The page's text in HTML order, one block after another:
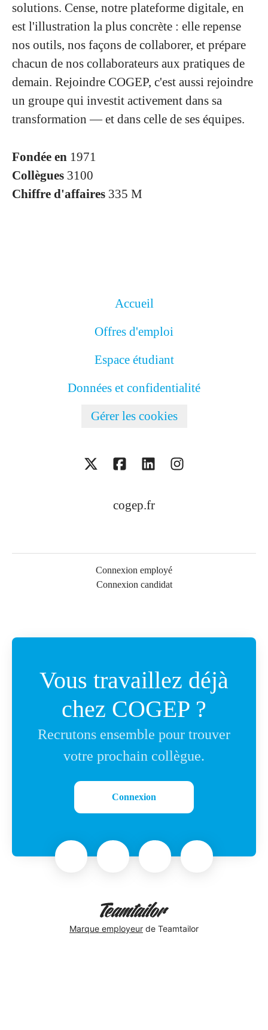
solutions. Cense, notre plateforme digitale, en
est l'illustration la plus concrète : elle repense
nos outils, nos façons de collaborer, et prépare
chacun de nos collaborateurs aux pratiques de
demain. Rejoindre COGEP, c'est aussi rejoindre
un groupe qui investit activement dans sa
transformation — et dans celle de ses équipes.
Fondée en 1971
Collègues 3100
Chiffre d'affaires 335 M
Accueil
Offres d'emploi
Espace étudiant
Données et confidentialité
Gérer les cookies
cogep.fr
Connexion employé
Connexion candidat
Vous travaillez déjà
chez COGEP ?
Recrutons ensemble pour trouver
votre prochain collègue.
Connexion
Marque employeur de Teamtailor